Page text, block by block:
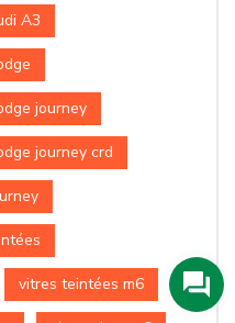
A3
journey
journey crd
vitres teintées m6